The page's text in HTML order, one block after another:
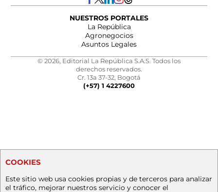
NUESTROS PORTALES
La República
Agronegocios
Asuntos Legales
© 2026, Editorial La República S.A.S. Todos los
derechos reservados.
Cr. 13a 37-32, Bogotá
(+57) 1 4227600
COOKIES
Este sitio web usa cookies propias y de terceros para analizar
el tráfico, mejorar nuestros servicio y conocer el